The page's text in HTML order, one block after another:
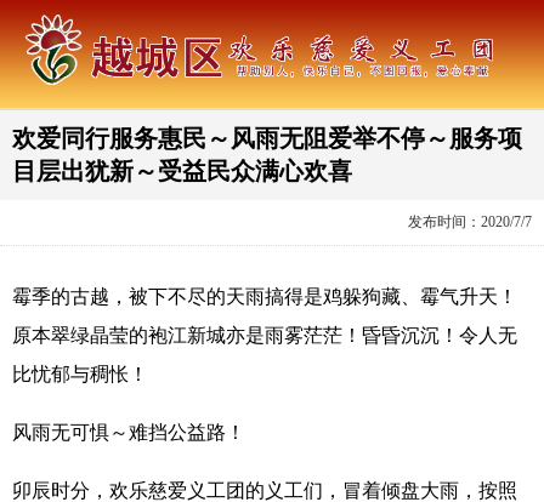
欢爱同行服务惠民～风雨无阻爱举不停～服务项
目层出犹新～受益民众满心欢喜
发布时间：2020/7/7
霉季的古越，被下不尽的天雨搞得是鸡躲狗藏、霉气升天！
原本翠绿晶莹的袍江新城亦是雨雾茫茫！昏昏沉沉！令人无
比忧郁与稠怅！
风雨无可惧～难挡公益路！
卯辰时分，欢乐慈爱义工团的义工们，冒着倾盘大雨，按照